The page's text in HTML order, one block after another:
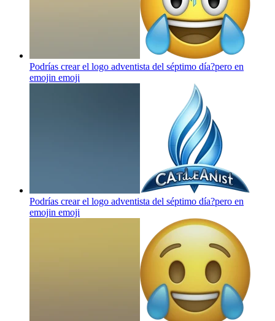
Podrías crear el logo adventista del séptimo día?pero en
emojin emoji
Podrías crear el logo adventista del séptimo día?pero en
emojin emoji